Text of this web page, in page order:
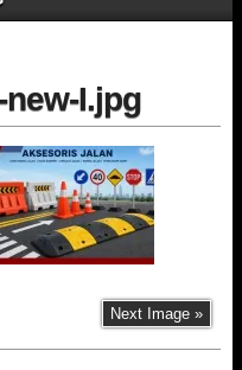
I.jpg
Next Image »